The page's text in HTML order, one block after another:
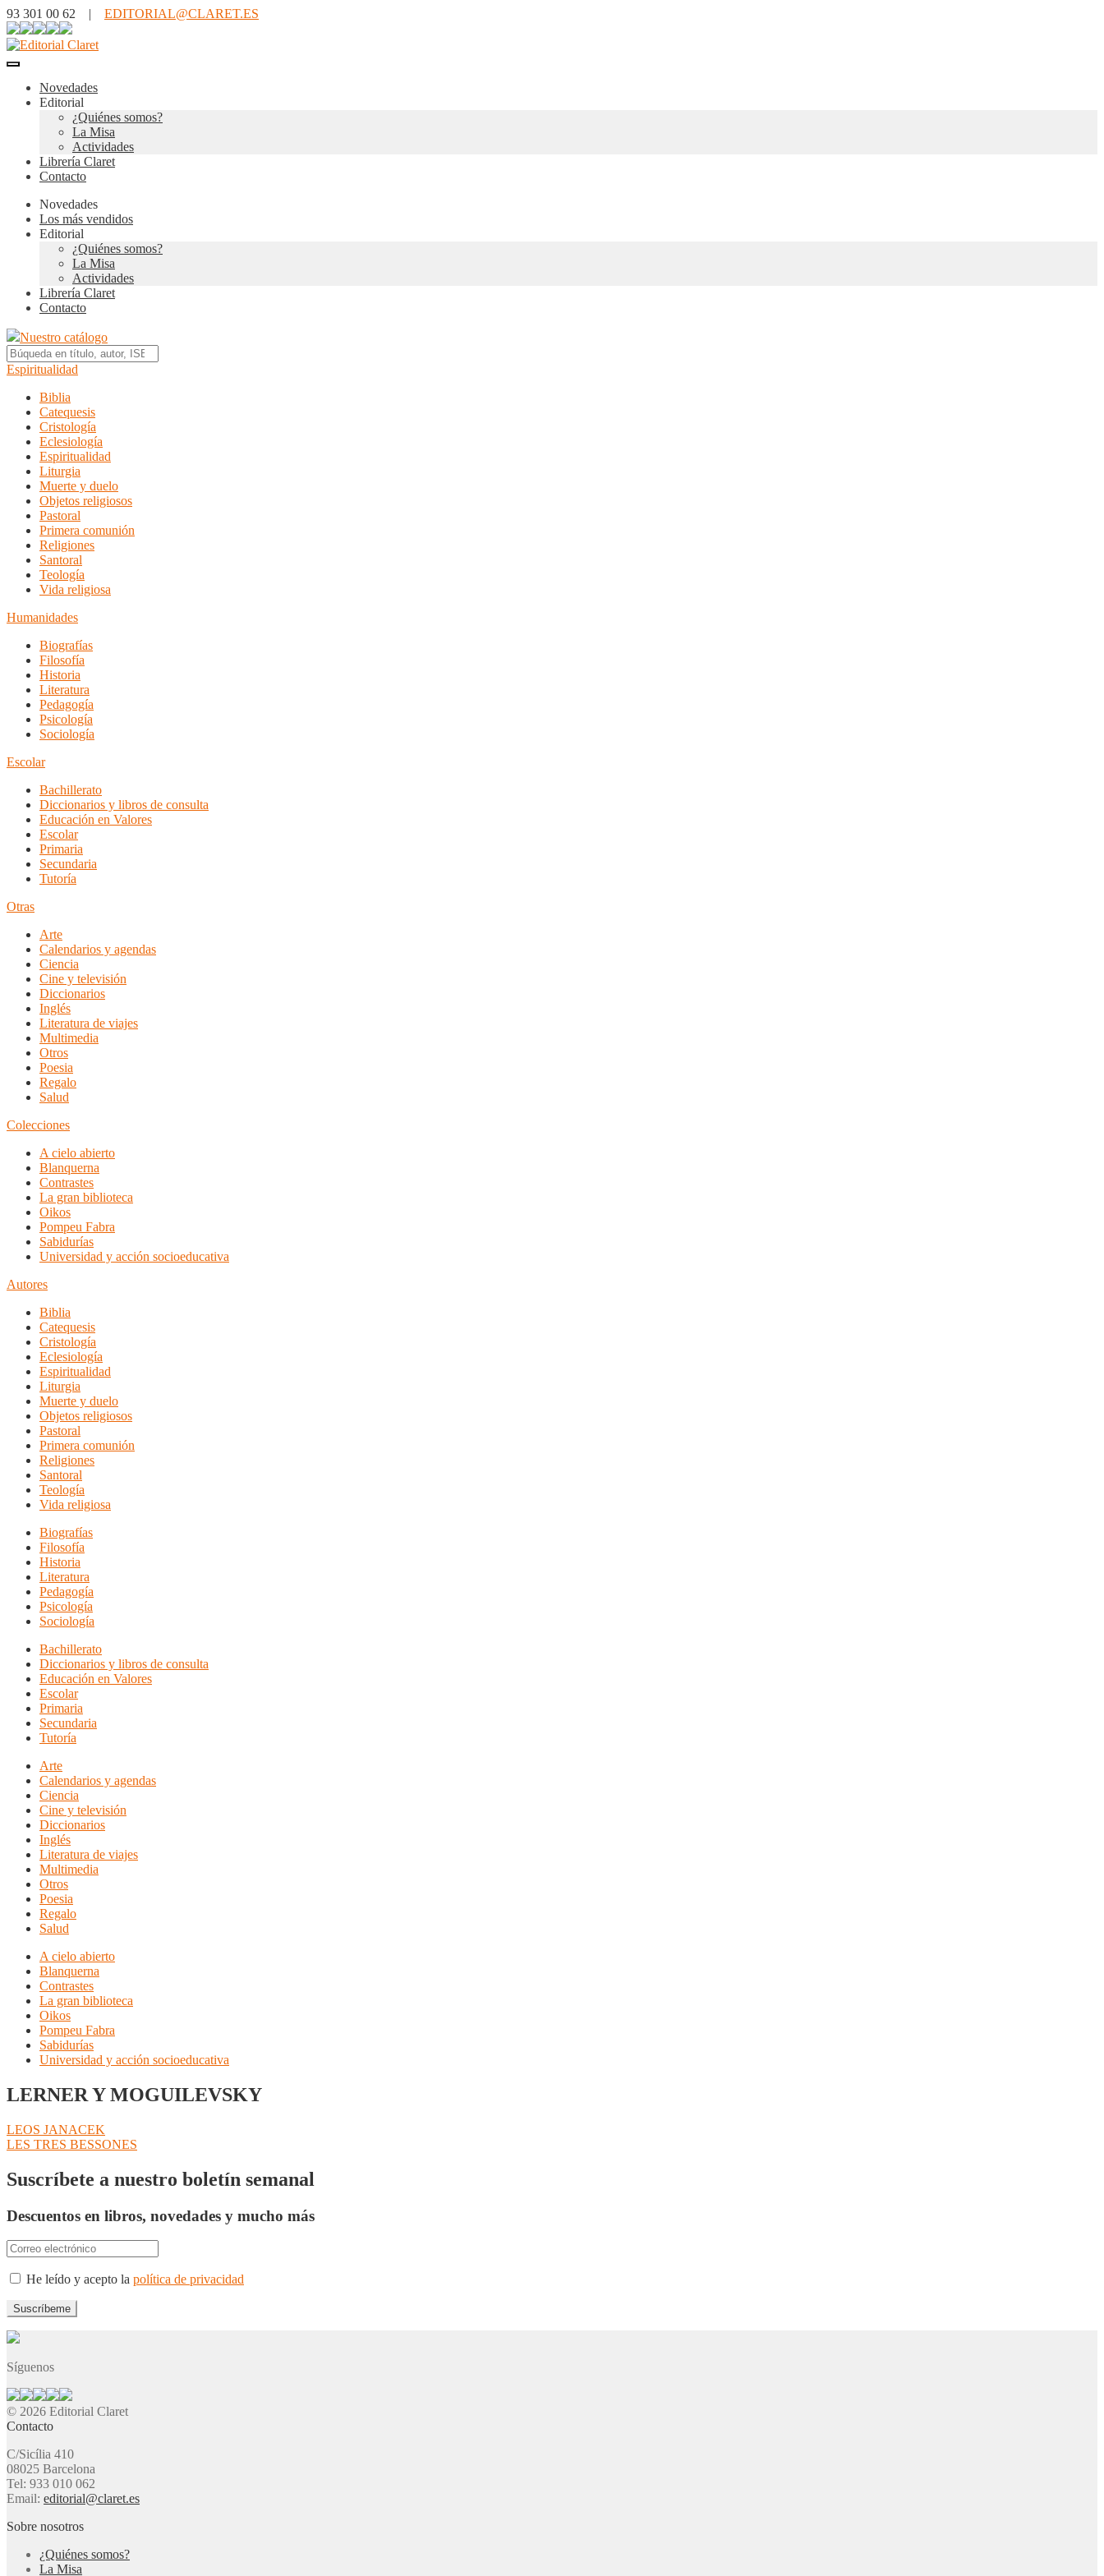
93 301 00 62 | EDITORIAL@CLARET.ES
Novedades
Editorial
¿Quiénes somos?
La Misa
Actividades
Librería Claret
Contacto
Novedades
Los más vendidos
Editorial
¿Quiénes somos?
La Misa
Actividades
Librería Claret
Contacto
Nuestro catálogo
Espiritualidad
Biblia
Catequesis
Cristología
Eclesiología
Espiritualidad
Liturgia
Muerte y duelo
Objetos religiosos
Pastoral
Primera comunión
Religiones
Santoral
Teología
Vida religiosa
Humanidades
Biografías
Filosofía
Historia
Literatura
Pedagogía
Psicología
Sociología
Escolar
Bachillerato
Diccionarios y libros de consulta
Educación en Valores
Escolar
Primaria
Secundaria
Tutoría
Otras
Arte
Calendarios y agendas
Ciencia
Cine y televisión
Diccionarios
Inglés
Literatura de viajes
Multimedia
Otros
Poesia
Regalo
Salud
Colecciones
A cielo abierto
Blanquerna
Contrastes
La gran biblioteca
Oikos
Pompeu Fabra
Sabidurías
Universidad y acción socioeducativa
Autores
Biblia
Catequesis
Cristología
Eclesiología
Espiritualidad
Liturgia
Muerte y duelo
Objetos religiosos
Pastoral
Primera comunión
Religiones
Santoral
Teología
Vida religiosa
Biografías
Filosofía
Historia
Literatura
Pedagogía
Psicología
Sociología
Bachillerato
Diccionarios y libros de consulta
Educación en Valores
Escolar
Primaria
Secundaria
Tutoría
Arte
Calendarios y agendas
Ciencia
Cine y televisión
Diccionarios
Inglés
Literatura de viajes
Multimedia
Otros
Poesia
Regalo
Salud
A cielo abierto
Blanquerna
Contrastes
La gran biblioteca
Oikos
Pompeu Fabra
Sabidurías
Universidad y acción socioeducativa
LERNER Y MOGUILEVSKY
Navegación
de
entradas
Anterior:
LEOS JANACEK
Siguiente:
LES TRES BESSONES
Suscríbete a nuestro boletín semanal
Descuentos en libros, novedades y mucho más
He leído y acepto la política de privacidad
Síguenos
© 2026 Editorial Claret
Contacto
C/Sicília 410
08025 Barcelona
Tel: 933 010 062
Email: editorial@claret.es
Sobre nosotros
¿Quiénes somos?
La Misa